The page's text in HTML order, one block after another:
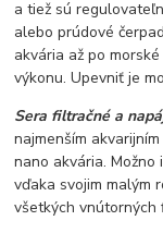
a tiež sú
alebo prúdové
akvária až po
výkonu. Upevniť je
Sera filtračné a
najmenším
nano akvária.
vďaka svojim malým
všetkých vnútorných